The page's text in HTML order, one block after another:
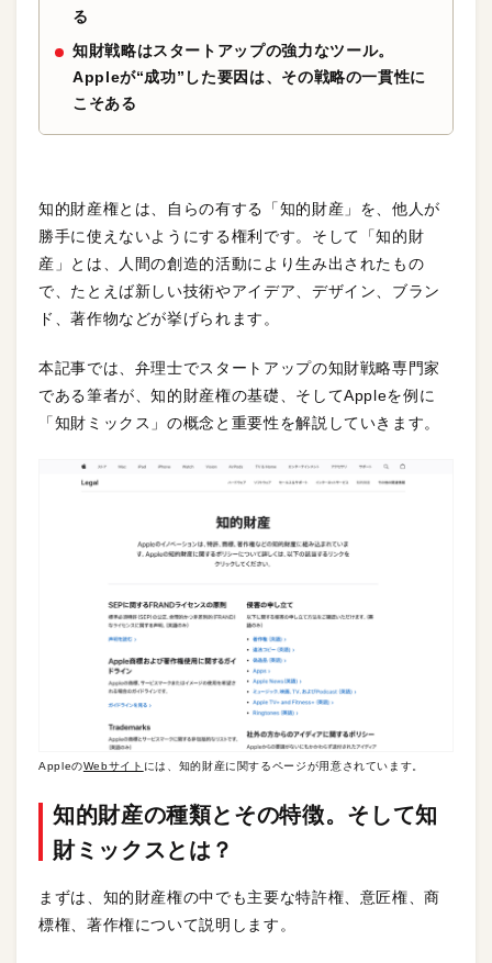
る
知財戦略はスタートアップの強力なツール。
Appleが“成功”した要因は、その戦略の一貫性に
こそある
知的財産権とは、自らの有する「知的財産」を、他人が
勝手に使えないようにする権利です。そして「知的財
産」とは、人間の創造的活動により生み出されたもの
で、たとえば新しい技術やアイデア、デザイン、ブラン
ド、著作物などが挙げられます。
本記事では、弁理士でスタートアップの知財戦略専門家
である筆者が、知的財産権の基礎、そしてAppleを例に
「知財ミックス」の概念と重要性を解説していきます。
AppleのWebサイト には、知的財産に関するページが用意されています。
知的財産の種類とその特徴。そして知
財ミックスとは？
まずは、知的財産権の中でも主要な特許権、意匠権、商
標権、著作権について説明します。